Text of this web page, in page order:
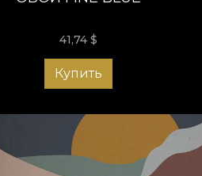
41,74$
Купить